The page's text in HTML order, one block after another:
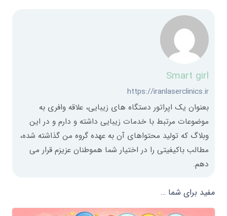
Smart girl
https://iranlaserclinics.ir
بعنوان یک اپراتور دستگاه های زیبایی، علاقه وافری به
موضوعات مرتبط با خدمات زیبایی داشته و دارم و در این
وبلاگ که تولید محتواهای آن به عهده گروه من گذاشته شده،
مطالب باکیفیتی را در اختیار شما هموطنان عزیزم قرار می
دهم.
مفید برای شما …